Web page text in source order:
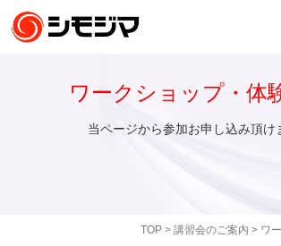
TOP> 講習会のご案内 > ワ
ワークショップ・体
当ページから参加お申し込み頂け